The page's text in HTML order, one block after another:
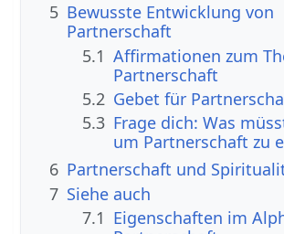
5 Bewusste Entwicklung von
Partnerschaft
5.1 Affirmationen zum
Partnerschaft
5.2 Gebet für
5.3 Frage dich: Was
um Partnerschaft zu
6 Partnerschaft und
7 Siehe auch
7.1 Eigenschaften im